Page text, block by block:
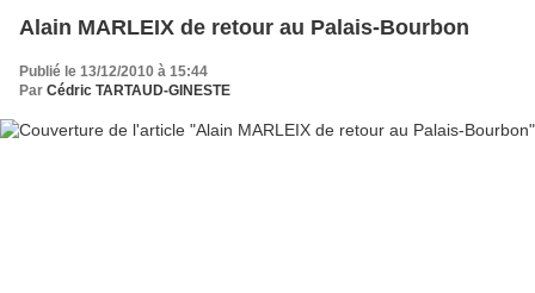
Alain MARLEIX de retour au Palais-Bourbon
Publié le 13/12/2010 à 15:44
Par Cédric TARTAUD-GINESTE